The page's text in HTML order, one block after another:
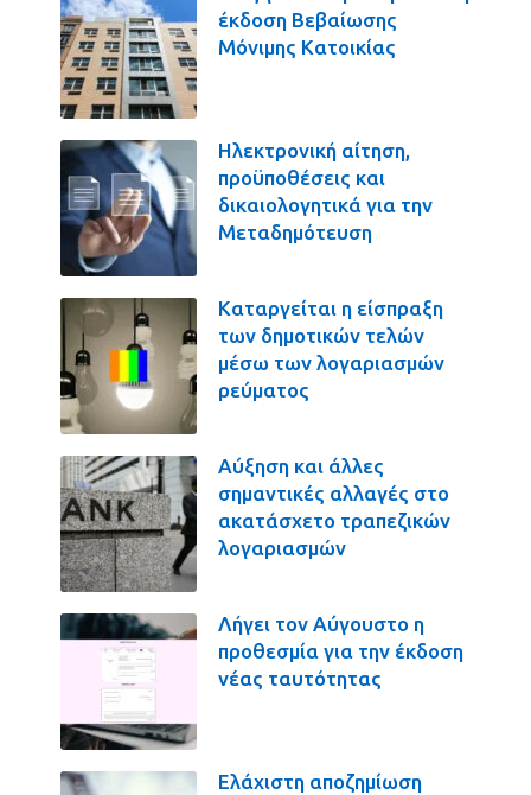
έκδοση Βεβαίωσης
Μόνιμης Κατοικίας
Ηλεκτρονική αίτηση,
προϋποθέσεις και
δικαιολογητικά για την
Μεταδημότευση
Καταργείται η είσπραξη
των δημοτικών τελών
μέσω των λογαριασμών
ρεύματος
Αύξηση και άλλες
σημαντικές αλλαγές στο
ακατάσχετο τραπεζικών
λογαριασμών
Λήγει τον Αύγουστο η
προθεσμία για την έκδοση
νέας ταυτότητας
Ελάχιστη αποζημίωση